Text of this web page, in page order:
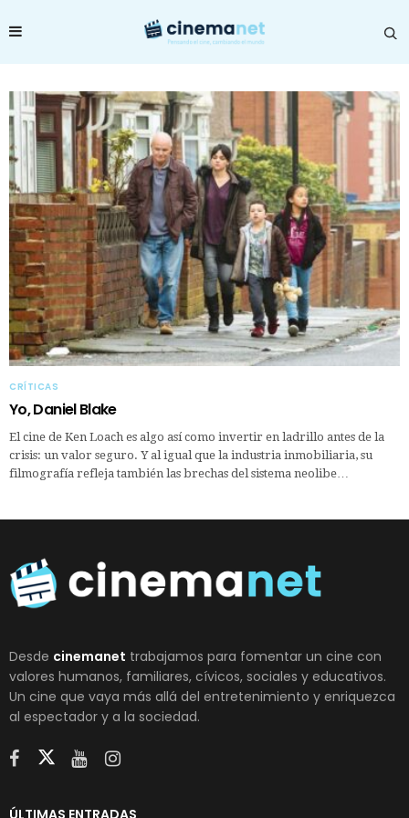
CRÍTICAS
Yo, Daniel Blake
El cine de Ken Loach es algo así como invertir en ladrillo antes de la
crisis: un valor seguro. Y al igual que la industria inmobiliaria, su
filmografía refleja también las brechas del sistema neolibe…
Desde cinemanet trabajamos para fomentar un cine con
valores humanos, familiares, cívicos, sociales y educativos.
Un cine que vaya más allá del entretenimiento y enriquezca
al espectador y a la sociedad.
ÚLTIMAS ENTRADAS